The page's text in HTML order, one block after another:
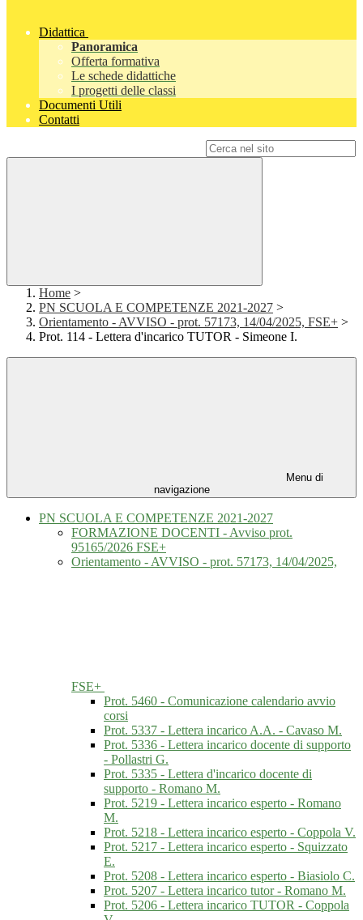
Didattica
Panoramica
Offerta formativa
Le schede didattiche
I progetti delle classi
Documenti Utili
Contatti
Home >
PN SCUOLA E COMPETENZE 2021-2027 >
Orientamento - AVVISO - prot. 57173, 14/04/2025, FSE+ >
Prot. 114 - Lettera d'incarico TUTOR - Simeone I.
Menu di
navigazione
PN SCUOLA E COMPETENZE 2021-2027
FORMAZIONE DOCENTI - Avviso prot.
95165/2026 FSE+
Orientamento - AVVISO - prot. 57173, 14/04/2025,
FSE+
Prot. 5460 - Comunicazione calendario avvio
corsi
Prot. 5337 - Lettera incarico A.A. - Cavaso M.
Prot. 5336 - Lettera incarico docente di supporto
- Pollastri G.
Prot. 5335 - Lettera d'incarico docente di
supporto - Romano M.
Prot. 5219 - Lettera incarico esperto - Romano
M.
Prot. 5218 - Lettera incarico esperto - Coppola V.
Prot. 5217 - Lettera incarico esperto - Squizzato
E.
Prot. 5208 - Lettera incarico esperto - Biasiolo C.
Prot. 5207 - Lettera incarico tutor - Romano M.
Prot. 5206 - Lettera incarico TUTOR - Coppola